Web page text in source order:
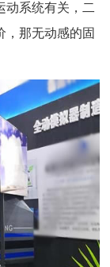
动系统有关，二
，那无动感的固